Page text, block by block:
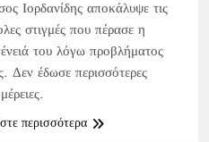
Ιορδανίδης αποκάλυψε τις
στιγμές που πέρασε η
του λόγω προβλήματος
Δεν έδωσε περισσότερες
περισσότερα